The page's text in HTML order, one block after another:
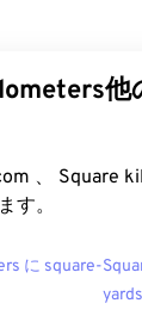
他
、 Square
す。
に square-
yards